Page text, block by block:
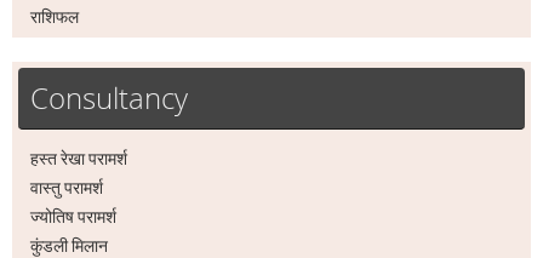
राशिफल
Consultancy
हस्त रेखा परामर्श
वास्तु परामर्श
ज्योतिष परामर्श
कुंडली मिलान